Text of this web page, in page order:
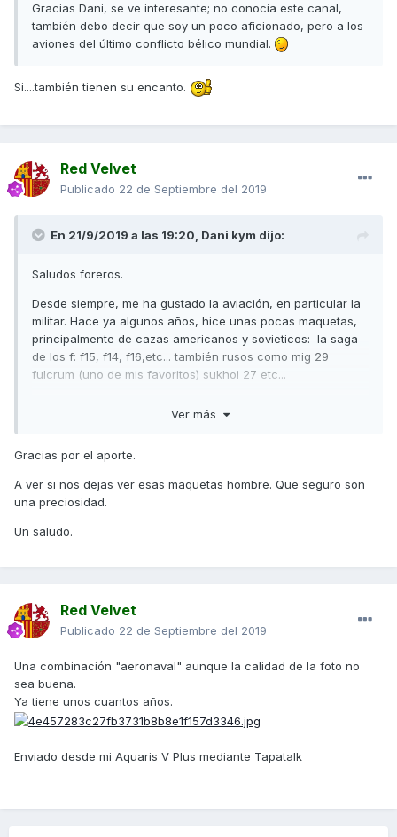
Gracias Dani, se ve interesante; no conocía este canal,
también debo decir que soy un poco aficionado, pero a los
aviones del último conflicto bélico mundial.
Si....también tienen su encanto.
Red Velvet
Publicado 22 de Septiembre del 2019
En 21/9/2019 a las 19:20, Dani kym dijo:
Saludos foreros.
Desde siempre, me ha gustado la aviación, en particular la
militar. Hace ya algunos años, hice unas pocas maquetas,
principalmente de cazas americanos y sovieticos: la saga
de los f: f15, f14, f16,etc... también rusos como mig 29
fulcrum (uno de mis favoritos) sukhoi 27 etc...
Como aficionado a la aviación, hace más o menos un año
Mauricio Pc. En él se exponen accidentes o incidentes
de detalles y con una simulación realizada por ordenador.
Seguro que algún forero conoce el canal, aquí dejo un
Ver más
Gracias por el aporte.
A ver si nos dejas ver esas maquetas hombre. Que seguro son
una preciosidad.
Un saludo.
Red Velvet
Publicado 22 de Septiembre del 2019
Una combinación "aeronaval" aunque la calidad de la foto no
sea buena.
Ya tiene unos cuantos años.
Enviado desde mi Aquaris V Plus mediante Tapatalk